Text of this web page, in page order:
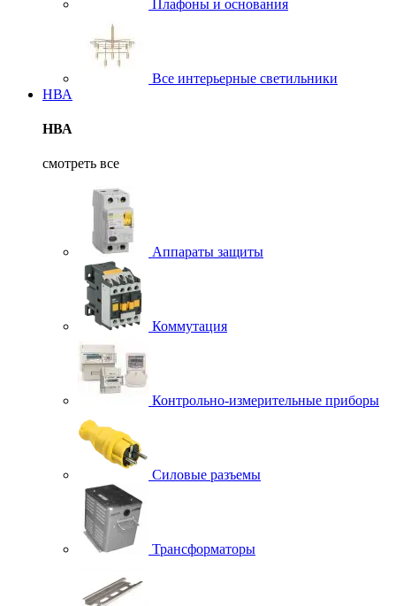
Плафоны и основания
Все интерьерные светильники
НВА
НВА
смотреть все
Аппараты защиты
Коммутация
Контрольно-измерительные приборы
Силовые разъемы
Трансформаторы